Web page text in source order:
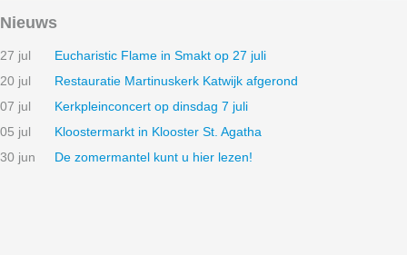
Nieuws
27 jul
Eucharistic Flame in Smakt op 27 juli
20 jul
Restauratie Martinuskerk Katwijk afgerond
07 jul
Kerkpleinconcert op dinsdag 7 juli
05 jul
Kloostermarkt in Klooster St. Agatha
30 jun
De zomermantel kunt u hier lezen!